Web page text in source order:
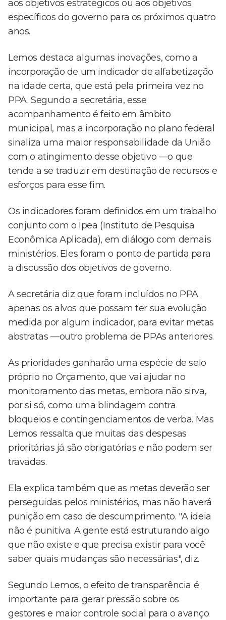
aos objetivos estratégicos ou aos objetivos
específicos do governo para os próximos quatro
anos.
Lemos destaca algumas inovações, como a
incorporação de um indicador de alfabetização
na idade certa, que está pela primeira vez no
PPA. Segundo a secretária, esse
acompanhamento é feito em âmbito
municipal, mas a incorporação no plano federal
sinaliza uma maior responsabilidade da União
com o atingimento desse objetivo —o que
tende a se traduzir em destinação de recursos e
esforços para esse fim.
Os indicadores foram definidos em um trabalho
conjunto com o Ipea (Instituto de Pesquisa
Econômica Aplicada), em diálogo com demais
ministérios. Eles foram o ponto de partida para
a discussão dos objetivos de governo.
A secretária diz que foram incluídos no PPA
apenas os alvos que possam ter sua evolução
medida por algum indicador, para evitar metas
abstratas —outro problema de PPAs anteriores.
As prioridades ganharão uma espécie de selo
próprio no Orçamento, que vai ajudar no
monitoramento das metas, embora não sirva,
por si só, como uma blindagem contra
bloqueios e contingenciamentos de verba. Mas
Lemos ressalta que muitas das despesas
prioritárias já são obrigatórias e não podem ser
travadas.
Ela explica também que as metas deverão ser
perseguidas pelos ministérios, mas não haverá
punição em caso de descumprimento. "A ideia
não é punitiva. A gente está estruturando algo
que não existe e que precisa existir para você
saber quais mudanças são necessárias", diz.
Segundo Lemos, o efeito de transparência é
importante para gerar pressão sobre os
gestores e maior controle social para o avanço